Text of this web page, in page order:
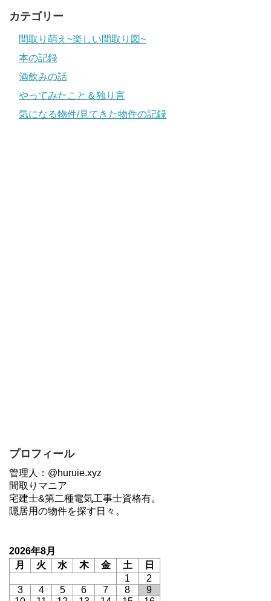
カテゴリー
間取り萌え~楽しい間取り図~
本の記録
酒飲みの話
やってみたこと＆独り言
気になる物件/見てきた物件の記録
プロフィール
管理人：@huruie.xyz
間取りマニア
宅建士&第二種電気工事士資格有。
隠居用の物件を探す日々。
2026年8月
月
火 水 木 金 土
日
1
2
3
4 5 6 7 8
9